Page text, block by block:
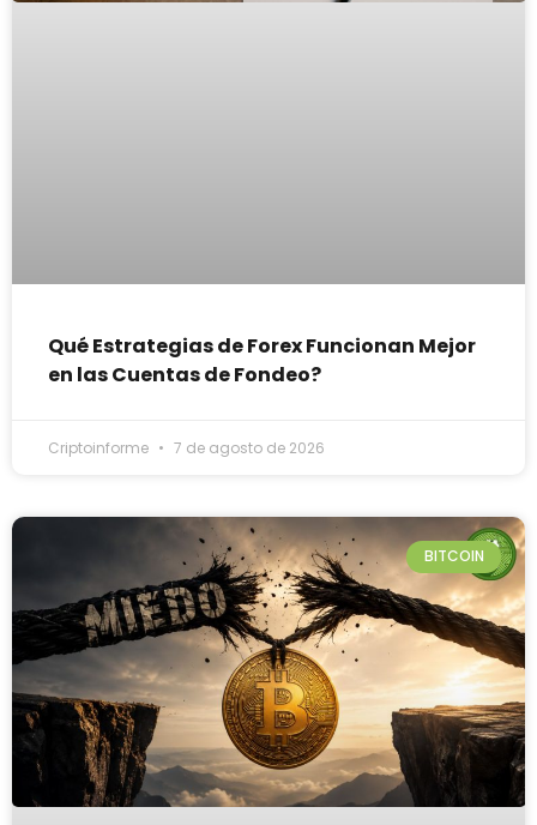
Qué Estrategias de Forex Funcionan Mejor
en las Cuentas de Fondeo?
Criptoinforme 7 de agosto de 2026
BITCOIN